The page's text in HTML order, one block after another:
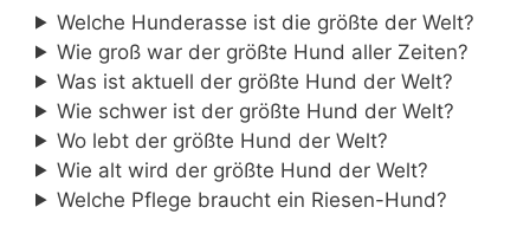
Welche Hunderasse ist die größte der Welt?
Wie groß war der größte Hund aller Zeiten?
Was ist aktuell der größte Hund der Welt?
Wie schwer ist der größte Hund der Welt?
Wo lebt der größte Hund der Welt?
Wie alt wird der größte Hund der Welt?
Welche Pflege braucht ein Riesen-Hund?